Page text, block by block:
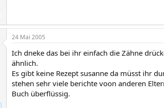
24 Mai 2005
Ich dneke das bei ihr einfach die Zähne
ähnlich.
Es gibt keine Rezept susanne da müsst ihr
stehen sehr viele berichte voon anderen
Buch überflüssig.